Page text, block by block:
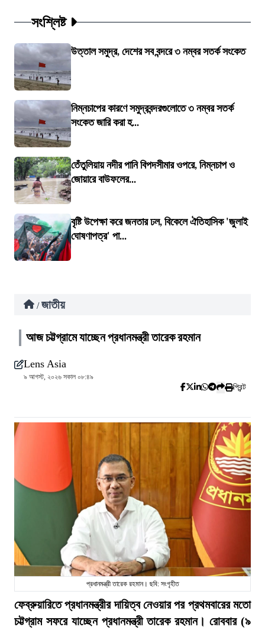
সংশ্লিষ্ট
উত্তাল সমুদ্র, দেশের সব বন্দরে ৩ নম্বর সতর্ক সংকেত
নিম্নচাপের কারণে সমুদ্রবন্দরগুলোতে ৩ নম্বর সতর্ক
সংকেত জারি করা হ...
তেঁতুলিয়ায় নদীর পানি বিপদসীমার ওপরে, নিম্নচাপ ও
জোয়ারে বাউফলের...
বৃষ্টি উপেক্ষা করে জনতার ঢল, বিকেলে ঐতিহাসিক 'জুলাই
ঘোষণাপত্র' পা...
/ জাতীয়
আজ চট্টগ্রামে যাচ্ছেন প্রধানমন্ত্রী তারেক রহমান
Lens Asia
৯ আগস্ট, ২০২৬ সকাল ০৮:৪৯
প্রিন্ট
প্রধানমন্ত্রী তারেক রহমান। ছবি: সংগৃহীত
ফেব্রুয়ারিতে প্রধানমন্ত্রীর দায়িত্ব নেওয়ার পর প্রথমবারের মতো
চট্টগ্রাম সফরে যাচ্ছেন প্রধানমন্ত্রী তারেক রহমান। রোববার (৯